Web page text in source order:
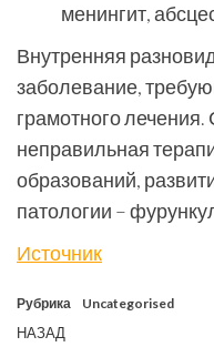
менингит,
Внутренняя
заболевание,
грамотного
неправильная
образований,
патологии –
Источник
Рубрика Uncategorised
Навигация
Предыдущая
НАЗАД